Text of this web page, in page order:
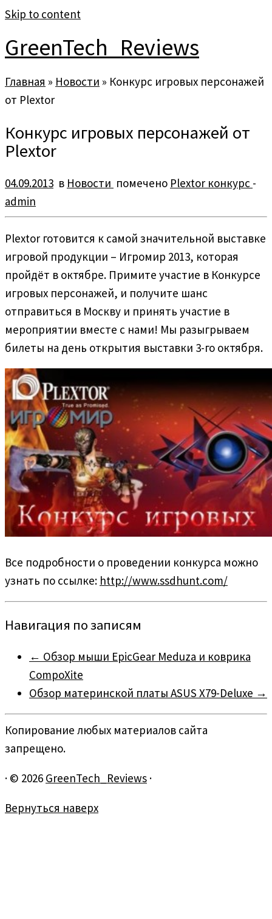
Skip to content
GreenTech_Reviews
Главная » Новости » Конкурс игровых персонажей
от Plextor
Конкурс игровых персонажей от
Plextor
04.09.2013 в Новости помечено Plextor конкурс -
admin
Plextor готовится к самой значительной выставке
игровой продукции – Игромир 2013, которая
пройдёт в октябре. Примите участие в Конкурсе
игровых персонажей, и получите шанс
отправиться в Москву и принять участие в
мероприятии вместе с нами! Мы разыгрываем
билеты на день открытия выставки 3-го октября.
Все подробности о проведении конкурса можно
узнать по ссылке: http://www.ssdhunt.com/
Навигация по записям
← Обзор мыши EpicGear Meduza и коврика
CompoXite
Обзор материнской платы ASUS X79-Deluxe →
Копирование любых материалов сайта
запрещено.
· © 2026 GreenTech_Reviews ·
Вернуться наверх